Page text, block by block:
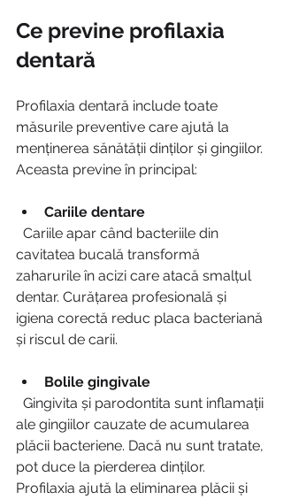
Ce previne profilaxia
dentară
Profilaxia dentară include toate
măsurile preventive care ajută la
menținerea sănătății dinților și gingiilor.
Aceasta previne în principal:
Cariile dentare
cavitatea bucală transformă
zaharurile în acizi care atacă smalțul
dentar. Curățarea profesională și
igiena corectă reduc placa bacteriană
și riscul de carii.
Bolile gingivale
ale gingiilor cauzate de acumularea
plăcii bacteriene. Dacă nu sunt tratate,
pot duce la pierderea dinților.
Profilaxia ajută la eliminarea plăcii și